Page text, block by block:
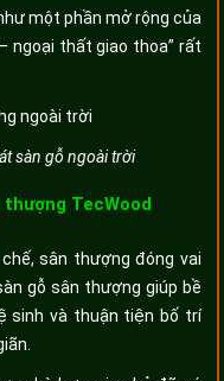
một phần mở rộng của
ngoại thất giao thoa” rất
sàn gỗ ngoài trời
TecWood
sân thượng đóng vai
gỗ sân thượng giúp bề
sinh và thuận tiện bố trí